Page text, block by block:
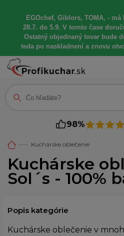
EGOchef, Giblors, TOMA, -
28.7. do 5.9. V tomto čase
Ostatný objednaný tovar bude
teda po naskladnení a znovu
98%
Kuchárske oblečenie
Kuchárske
Sol´s - 100%
Popis kategórie
Kuchárske oblečenie v